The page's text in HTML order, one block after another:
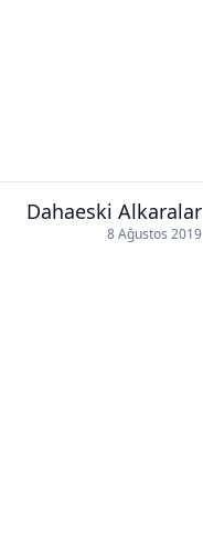
Dahaeski Alkaralar
8 Ağustos 2019